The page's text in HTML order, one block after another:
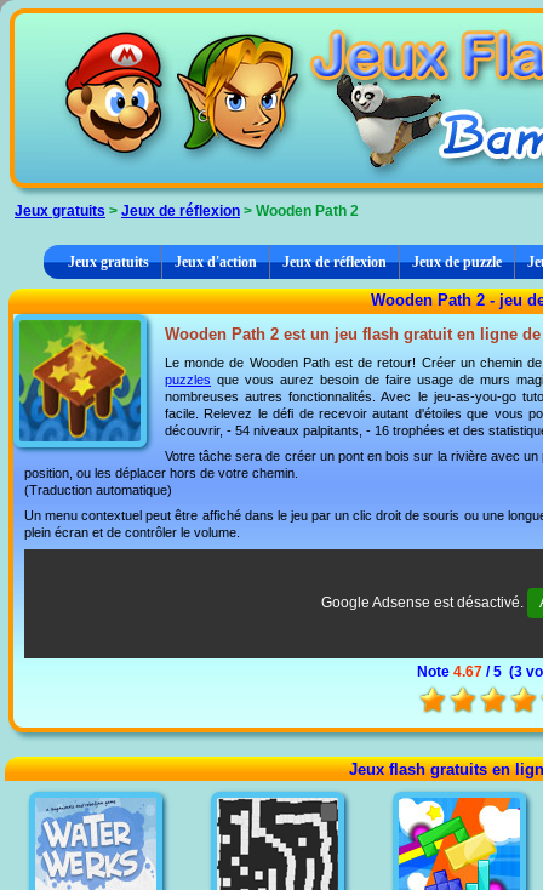
Jeux gratuits > Jeux de réflexion > Wooden Path 2
Jeux gratuits Jeux d'action Jeux de réflexion Jeux de puzzle
Wooden Path 2 - jeu
Wooden Path 2 est un jeu flash gratuit en ligne
Le monde de Wooden Path est de retour! Créer un chemin
puzzles que vous aurez besoin de faire usage de murs
nombreuses autres fonctionnalités. Avec le jeu-as-you-go
facile. Relevez le défi de recevoir autant d'étoiles que vous
découvrir, - 54 niveaux palpitants, - 16 trophées et des
Votre tâche sera de créer un pont en bois sur la rivière avec
position, ou les déplacer hors de votre chemin.
(Traduction automatique)
Un menu contextuel peut être affiché dans le jeu par un clic droit de souris ou une
plein écran et de contrôler le volume.
Google Adsense est désactivé.
Note 4.67 / 5 (3
Jeux flash gratuits en
Panneau de gestion des cookies